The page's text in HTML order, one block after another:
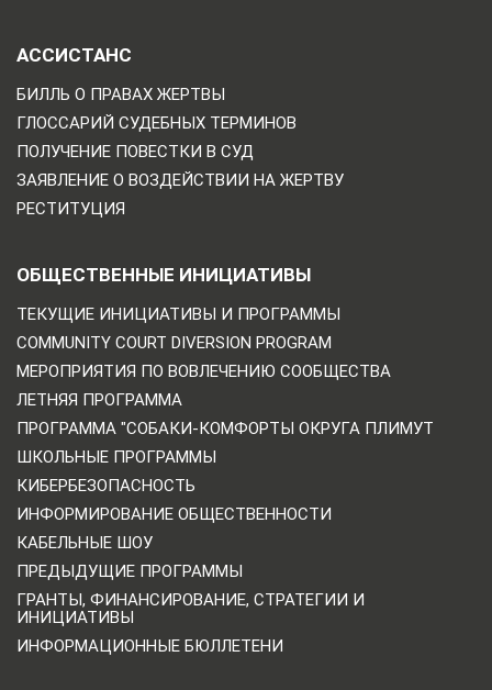
АССИСТАНС
БИЛЛЬ О ПРАВАХ ЖЕРТВЫ
ГЛОССАРИЙ СУДЕБНЫХ ТЕРМИНОВ
ПОЛУЧЕНИЕ ПОВЕСТКИ В СУД
ЗАЯВЛЕНИЕ О ВОЗДЕЙСТВИИ НА ЖЕРТВУ
РЕСТИТУЦИЯ
ОБЩЕСТВЕННЫЕ ИНИЦИАТИВЫ
ТЕКУЩИЕ ИНИЦИАТИВЫ И ПРОГРАММЫ
COMMUNITY COURT DIVERSION PROGRAM
МЕРОПРИЯТИЯ ПО ВОВЛЕЧЕНИЮ СООБЩЕСТВА
ЛЕТНЯЯ ПРОГРАММА
ПРОГРАММА "СОБАКИ-КОМФОРТЫ ОКРУГА ПЛИМУТ
ШКОЛЬНЫЕ ПРОГРАММЫ
КИБЕРБЕЗОПАСНОСТЬ
ИНФОРМИРОВАНИЕ ОБЩЕСТВЕННОСТИ
КАБЕЛЬНЫЕ ШОУ
ПРЕДЫДУЩИЕ ПРОГРАММЫ
ГРАНТЫ, ФИНАНСИРОВАНИЕ, СТРАТЕГИИ И
ИНИЦИАТИВЫ
ИНФОРМАЦИОННЫЕ БЮЛЛЕТЕНИ